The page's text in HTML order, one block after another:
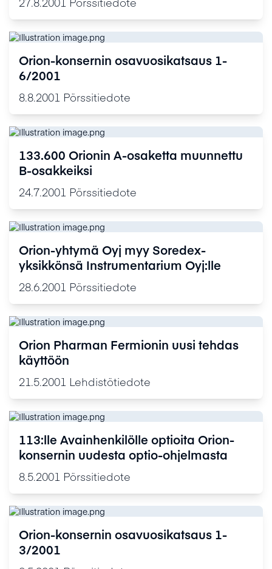
ja kaupallistamisesta
Orion-konsernin osavuosikatsaus 1-
6/2001
8.8.2001 Pörssitiedote
133.600 Orionin A-osaketta muunnettu
B-osakkeiksi
24.7.2001 Pörssitiedote
Orion-yhtymä Oyj myy Soredex-
yksikkönsä Instrumentarium Oyj:lle
28.6.2001 Pörssitiedote
Orion Pharman Fermionin uusi tehdas
käyttöön
21.5.2001 Lehdistötiedote
113:lle Avainhenkilölle optioita Orion-
konsernin uudesta optio-ohjelmasta
8.5.2001 Pörssitiedote
Orion-konsernin osavuosikatsaus 1-
3/2001